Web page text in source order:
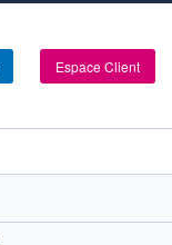
Espace Client